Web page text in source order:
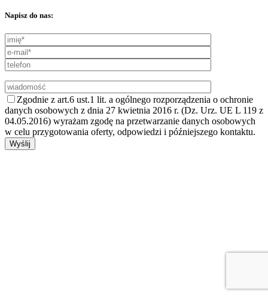
Napisz do nas:
Zgodnie z art.6 ust.1 lit. a ogólnego rozporządzenia o ochronie
danych osobowych z dnia 27 kwietnia 2016 r. (Dz. Urz. UE L 119 z
04.05.2016) wyrażam zgodę na przetwarzanie danych osobowych
w celu przygotowania oferty, odpowiedzi i późniejszego kontaktu.